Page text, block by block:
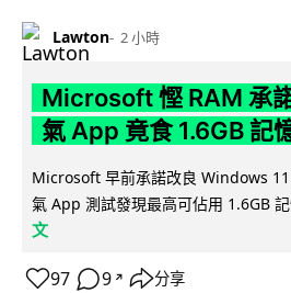
Lawton 2 小時
Microsoft 慳 RAM 承
氣 App 竟食 1.6GB 記
Microsoft 早前承諾改良 Windows
氣 App 測試發現最高可佔用 1.6GB
文
97 9 ↗ 分享